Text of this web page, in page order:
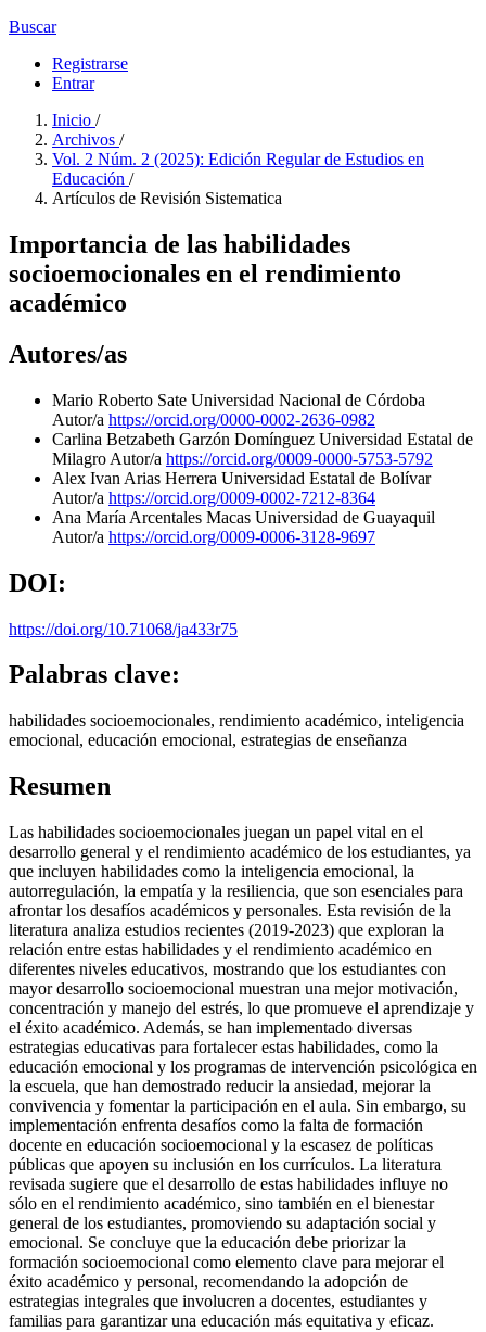
Buscar
Registrarse
Entrar
Inicio /
Archivos /
Vol. 2 Núm. 2 (2025): Edición Regular de Estudios en
Educación /
Artículos de Revisión Sistematica
Importancia de las habilidades
socioemocionales en el rendimiento
académico
Autores/as
Mario Roberto Sate Universidad Nacional de Córdoba
Autor/a https://orcid.org/0000-0002-2636-0982
Carlina Betzabeth Garzón Domínguez Universidad Estatal de
Milagro Autor/a https://orcid.org/0009-0000-5753-5792
Alex Ivan Arias Herrera Universidad Estatal de Bolívar
Autor/a https://orcid.org/0009-0002-7212-8364
Ana María Arcentales Macas Universidad de Guayaquil
Autor/a https://orcid.org/0009-0006-3128-9697
DOI:
https://doi.org/10.71068/ja433r75
Palabras clave:
habilidades socioemocionales, rendimiento académico, inteligencia
emocional, educación emocional, estrategias de enseñanza
Resumen
Las habilidades socioemocionales juegan un papel vital en el
desarrollo general y el rendimiento académico de los estudiantes, ya
que incluyen habilidades como la inteligencia emocional, la
autorregulación, la empatía y la resiliencia, que son esenciales para
afrontar los desafíos académicos y personales. Esta revisión de la
literatura analiza estudios recientes (2019-2023) que exploran la
relación entre estas habilidades y el rendimiento académico en
diferentes niveles educativos, mostrando que los estudiantes con
mayor desarrollo socioemocional muestran una mejor motivación,
concentración y manejo del estrés, lo que promueve el aprendizaje y
el éxito académico. Además, se han implementado diversas
estrategias educativas para fortalecer estas habilidades, como la
educación emocional y los programas de intervención psicológica en
la escuela, que han demostrado reducir la ansiedad, mejorar la
convivencia y fomentar la participación en el aula. Sin embargo, su
implementación enfrenta desafíos como la falta de formación
docente en educación socioemocional y la escasez de políticas
públicas que apoyen su inclusión en los currículos. La literatura
revisada sugiere que el desarrollo de estas habilidades influye no
sólo en el rendimiento académico, sino también en el bienestar
general de los estudiantes, promoviendo su adaptación social y
emocional. Se concluye que la educación debe priorizar la
formación socioemocional como elemento clave para mejorar el
éxito académico y personal, recomendando la adopción de
estrategias integrales que involucren a docentes, estudiantes y
familias para garantizar una educación más equitativa y eficaz.